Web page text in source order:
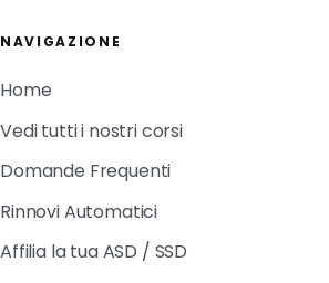
NAVIGAZIONE
Home
Vedi tutti i nostri corsi
Domande Frequenti
Rinnovi Automatici
Affilia la tua ASD / SSD